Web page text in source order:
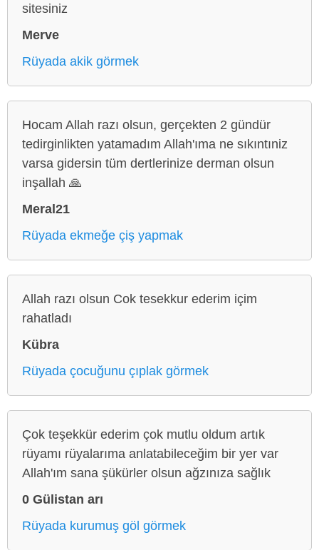
sitesiniz
Merve
Rüyada akik görmek
Hocam Allah razı olsun, gerçekten 2 gündür
tedirginlikten yatamadım Allah'ıma ne sıkıntıniz
varsa gidersin tüm dertlerinize derman olsun
inşallah 🙏
Meral21
Rüyada ekmeğe çiş yapmak
Allah razı olsun Cok tesekkur ederim içim
rahatladı
Kübra
Rüyada çocuğunu çıplak görmek
Çok teşekkür ederim çok mutlu oldum artık
rüyamı rüyalarıma anlatabileceğim bir yer var
Allah'ım sana şükürler olsun ağzınıza sağlık
0 Gülistan arı
Rüyada kurumuş göl görmek